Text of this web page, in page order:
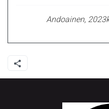
Andoainen,